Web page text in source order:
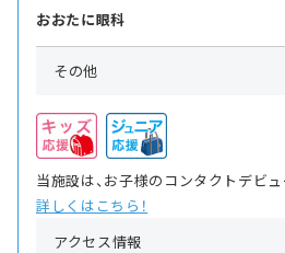
おおたに眼科
その他
当施設は、お子様のコンタクトデビ
詳しくはこちら！
アクセス情報